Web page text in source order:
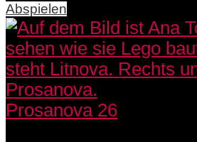
Abspielen
Prosanova 26